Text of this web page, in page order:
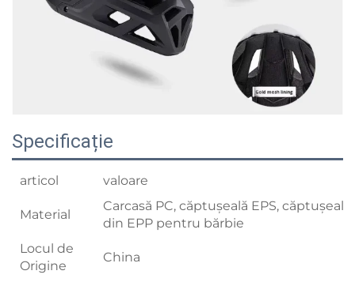
Specificație
articol valoare
Material
Carcasă PC, căptușeală EPS, căptușeală
din EPP pentru bărbie
Locul de
Origine
China